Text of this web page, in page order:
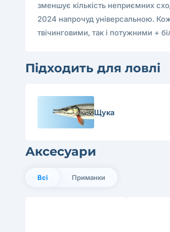
зменшує кількість неприємних
2024 напрочуд універсальною.
твічинговими, так і потужними +
Підходить для ловлі
Щука
Аксесуари
Всі Приманки